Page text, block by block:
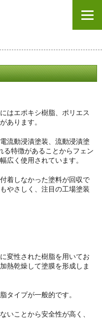
はエポキシ樹脂、ポリエス
あります。
流動浸漬塗装、流動浸漬塗
る特徴があることからフェン
広く使用されています。
着しなかった塗料が回収で
やさしく、注目の工場塗装
変性された樹脂を用いてお
熱乾燥して塗膜を形成しま
タイプが一般的です。
いことから安全性が高く、